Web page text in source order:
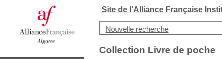
Site de l'Alliance Française
Nouvelle recherche
Collection Livre de poche